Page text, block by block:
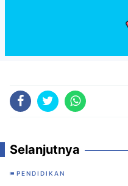
Selanjutnya
PENDIDIKAN